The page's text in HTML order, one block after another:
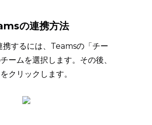
の連携方法
携するには、Teamsの「チー
ームを選択します。その後、
クリックします。